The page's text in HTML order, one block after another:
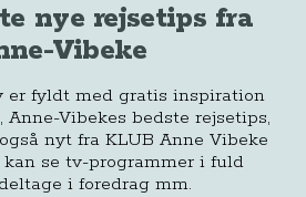
nye rejsetips fra
Vibeke
er fyldt med gratis inspiration
Vibekes bedste rejsetips,
nyt fra KLUB Anne Vibeke
kan se tv-programmer i fuld
i foredrag mm.